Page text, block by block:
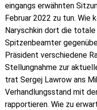
eingangs erwähnten
Februar 2022 zu tun. Wie
Naryschkin dort die
Spitzenbeamter
Präsident verschiedene
Stellungnahme zur
trat Sergej Lawrow ans
Verhandlungsstand mit
rapportieren. Wie zu